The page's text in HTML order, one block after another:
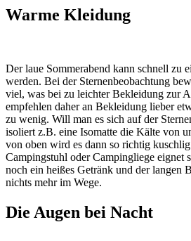
Warme Kleidung
Der laue Sommerabend kann schnell zu
werden. Bei der Sternenbeobachtung
viel, was bei zu leichter Bekleidung zur
empfehlen daher an Bekleidung lieber
zu wenig. Will man es sich auf der
isoliert z.B. eine Isomatte die Kälte von
von oben wird es dann so richtig
Campingstuhl oder Campingliege eignet
noch ein heißes Getränk und der langen
nichts mehr im Wege.
Die Augen bei Nacht